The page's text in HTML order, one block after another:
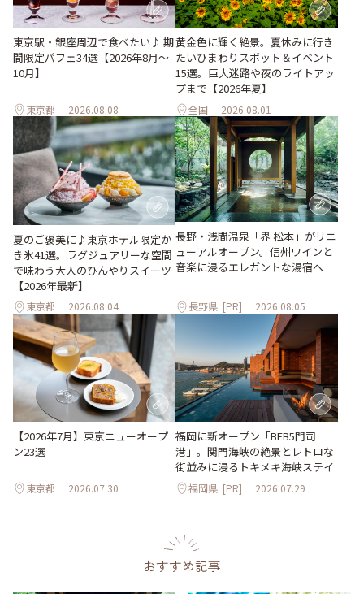
東京駅・銀座周辺で食べたい♪ 期
間限定パフェ34選【2026年8月～
10月】
東京都 2026.08.08
黄金色に輝く絶景。夏休みに行き
たいひまわりスポット＆イベント
15選。巨大迷路や夜のライトアッ
プまで【2026年夏】
全国 2026.08.01
夏のご褒美に♪東京ホテル限定か
き氷41選。ラグジュアリーな空間
で味わう大人のひんやりスイーツ
【2026年最新】
東京都 2026.08.04
長野・浅間温泉「界 松本」がリニ
ューアルオープン。信州ワインと
音楽に浸るエレガントな湯宿へ
長野県 [PR] 2026.08.05
【2026年7月】東京ニューオープ
ン23選
東京都 2026.07.30
福岡に新オープン「BEB5門司
港」。関門海峡の絶景とレトロな
街並みに浸るトキメキ海峡ステイ
福岡県 [PR] 2026.07.29
おすすめ記事